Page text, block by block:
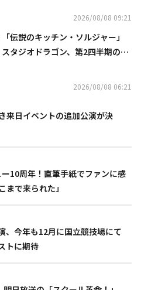
2026/08/08 09:21
「伝説のキッチン・ソルジャー」
タジオドラゴン、第2四半期の売
2026/08/08 06:21
来日イベントの追加公演が決
10周年！直筆手紙でファンに感
で来られた」
、今年も12月に国立競技場にて
トに期待